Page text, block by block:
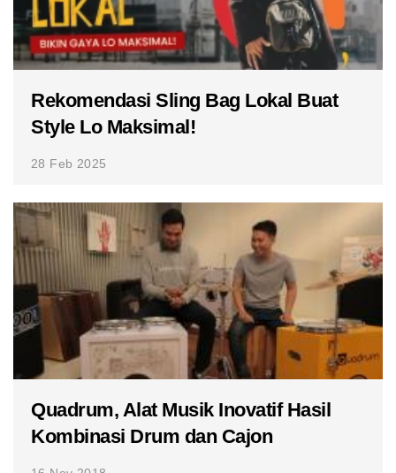
Rekomendasi Sling Bag Lokal Buat
Style Lo Maksimal!
28 Feb 2025
Quadrum, Alat Musik Inovatif Hasil
Kombinasi Drum dan Cajon